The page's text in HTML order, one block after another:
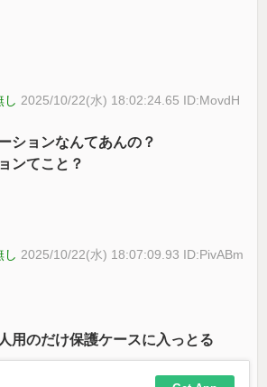
し 2025/10/22(水) 18:02:24.65 ID:MovdH
ションなんてあんの？
ンてこと？
し 2025/10/22(水) 18:07:09.93 ID:PivABm
用のだけ保護ケースに入っとる